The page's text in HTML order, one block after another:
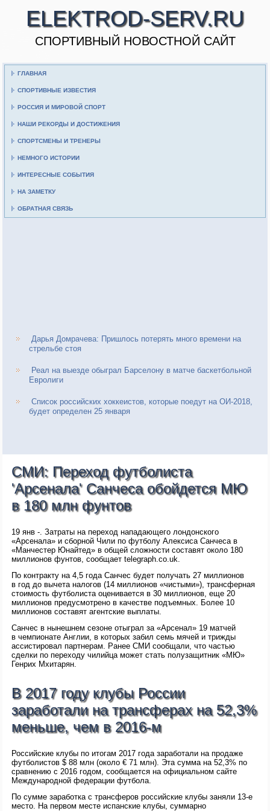
ELEKTROD-SERV.RU
CПОРТИВНЫЙ НОВОСТНОЙ САЙТ
ГЛАВНАЯ
СПОРТИВНЫЕ ИЗВЕСТИЯ
РОССИЯ И МИРОВОЙ СПОРТ
НАШИ РЕКОРДЫ И ДОСТИЖЕНИЯ
СПОРТСМЕНЫ И ТРЕНЕРЫ
НЕМНОГО ИСТОРИИ
ИНТЕРЕСНЫЕ СОБЫТИЯ
НА ЗАМЕТКУ
ОБРАТНАЯ СВЯЗЬ
Дарья Домрачева: Пришлось потерять много времени на
стрельбе стоя
Реал на выезде обыграл Барселону в матче баскетбольной
Евролиги
Список российских хоккеистов, которые поедут на ОИ-2018,
будет определен 25 января
СМИ: Переход футболиста
'Арсенала' Санчеса обойдется МЮ
в 180 млн фунтов
19 янв -. Затраты на переход нападающего лондонского
«Арсенала» и сборной Чили по футболу Алексиса Санчеса в
«Манчестер Юнайтед» в общей сложности составят около 180
миллионов фунтов, сообщает telegraph.co.uk.
По контракту на 4,5 года Санчес будет получать 27 миллионов
в год до вычета налогов (14 миллионов «чистыми»), трансферная
стоимость футболиста оценивается в 30 миллионов, еще 20
миллионов предусмотрено в качестве подъемных. Более 10
миллионов составят агентские выплаты.
Санчес в нынешнем сезоне отыграл за «Арсенал» 19 матчей
в чемпионате Англии, в которых забил семь мячей и трижды
ассистировал партнерам. Ранее СМИ сообщали, что частью
сделки по переходу чилийца может стать полузащитник «МЮ»
Генрих Мхитарян.
В 2017 году клубы России
заработали на трансферах на 52,3%
меньше, чем в 2016-м
Российские клубы по итогам 2017 года заработали на продаже
футболистов $ 88 млн (около € 71 млн). Эта сумма на 52,3% по
сравнению с 2016 годом, сообщается на официальном сайте
Международной федерации футбола.
По сумме заработка с трансферов российские клубы заняли 13-е
место. На первом месте испанские клубы, суммарно